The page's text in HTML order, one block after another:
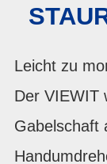
Leicht zu
Der VIEWIT
Gabelschaft